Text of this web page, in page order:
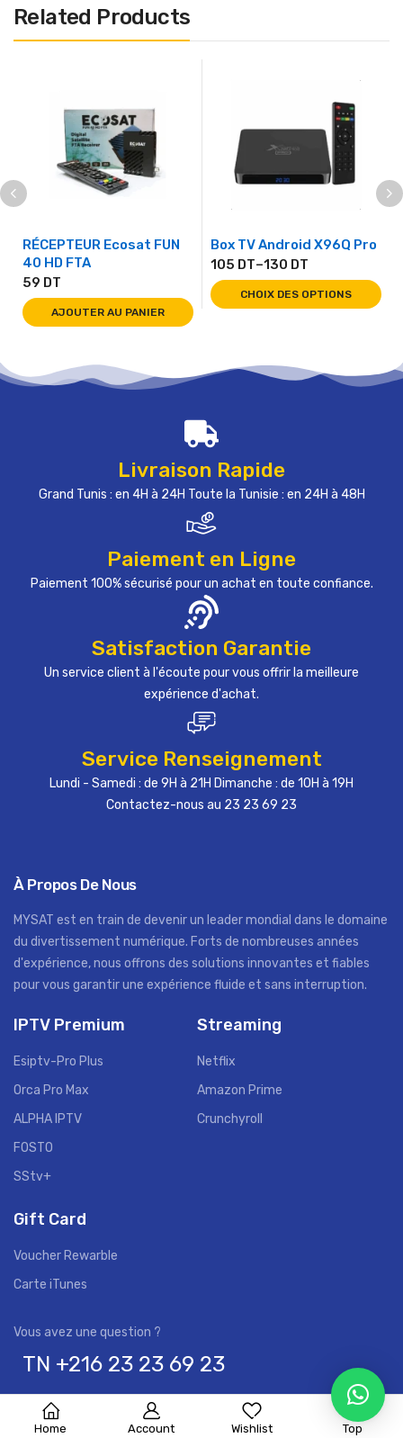
Home Account Wishlist Top
Related Products
RÉCEPTEUR Ecosat FUN
40 HD FTA
59 DT
AJOUTER AU PANIER
Box TV Android X96Q Pro
105 DT–130 DT
CHOIX DES OPTIONS
Livraison Rapide
Grand Tunis : en 4H à 24H Toute la Tunisie : en 24H à 48H
Paiement en Ligne
Paiement 100% sécurisé pour un achat en toute confiance.
Satisfaction Garantie
Un service client à l'écoute pour vous offrir la meilleure
expérience d'achat.
Service Renseignement
Lundi - Samedi : de 9H à 21H Dimanche : de 10H à 19H
Contactez-nous au 23 23 69 23
À Propos De Nous
MYSAT est en train de devenir un leader mondial dans le domaine
du divertissement numérique. Forts de nombreuses années
d'expérience, nous offrons des solutions innovantes et fiables
pour vous garantir une expérience fluide et sans interruption.
IPTV Premium
Esiptv-Pro Plus
Orca Pro Max
ALPHA IPTV
FOSTO
SStv+
Streaming
Netflix
Amazon Prime
Crunchyroll
Gift Card
Voucher Rewarble
Carte iTunes
TN +216 23 23 69 23
Contactez-nous à tout moment !
Copyright ©MySat . All Rights Reserved.